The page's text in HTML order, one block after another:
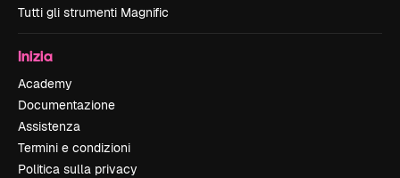
Tutti gli strumenti Magnific
Inizia
Academy
Documentazione
Assistenza
Termini e condizioni
Politica sulla privacy